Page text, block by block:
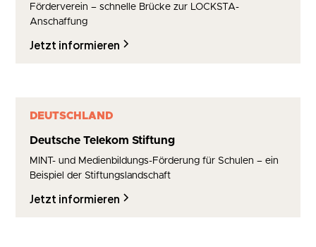
Förderverein – schnelle Brücke zur LOCKSTA-
Anschaffung
Jetzt informieren
DEUTSCHLAND
Deutsche Telekom Stiftung
MINT- und Medienbildungs-Förderung für Schulen – ein
Beispiel der Stiftungslandschaft
Jetzt informieren